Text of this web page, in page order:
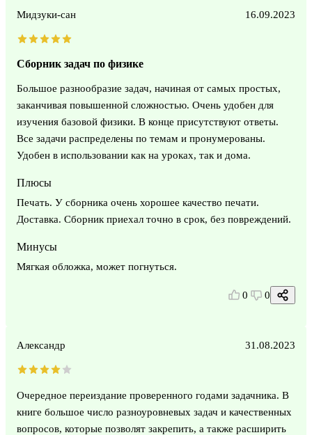
Мидзуки-сан 16.09.2023
Сборник задач по физике
Большое разнообразие задач, начиная от самых простых,
заканчивая повышенной сложностью. Очень удобен для
изучения базовой физики. В конце присутствуют ответы.
Все задачи распределены по темам и пронумерованы.
Удобен в использовании как на уроках, так и дома.
Плюсы
Печать. У сборника очень хорошее качество печати.
Доставка. Сборник приехал точно в срок, без повреждений.
Минусы
Мягкая обложка, может погнуться.
0 0
Александр 31.08.2023
Очередное переиздание проверенного годами задачника. В
книге большое число разноуровневых задач и качественных
вопросов, которые позволят закрепить, а также расширить